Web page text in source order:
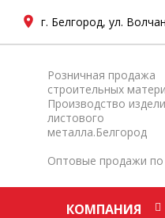
г. Белгород, ул.
Розничная продажа
строительных
Производство
листового
металла.Белгород
Оптовые продажи
КОМПАНИЯ